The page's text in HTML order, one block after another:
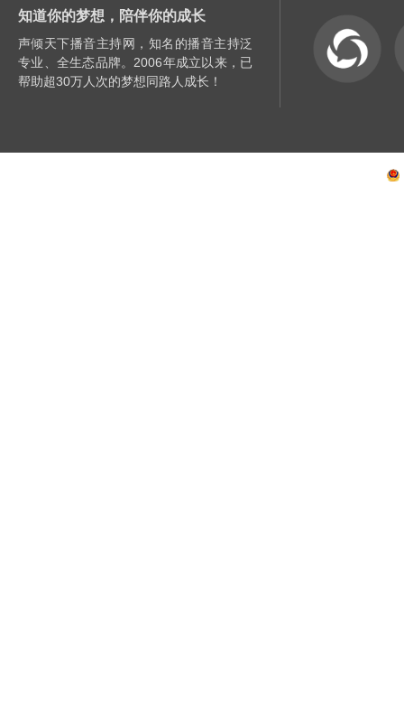
知道你的梦想，陪伴你的成长
声倾天下播音主持网，知名的播音主持泛
专业、全生态品牌。2006年成立以来，已
帮助超30万人次的梦想同路人成长！